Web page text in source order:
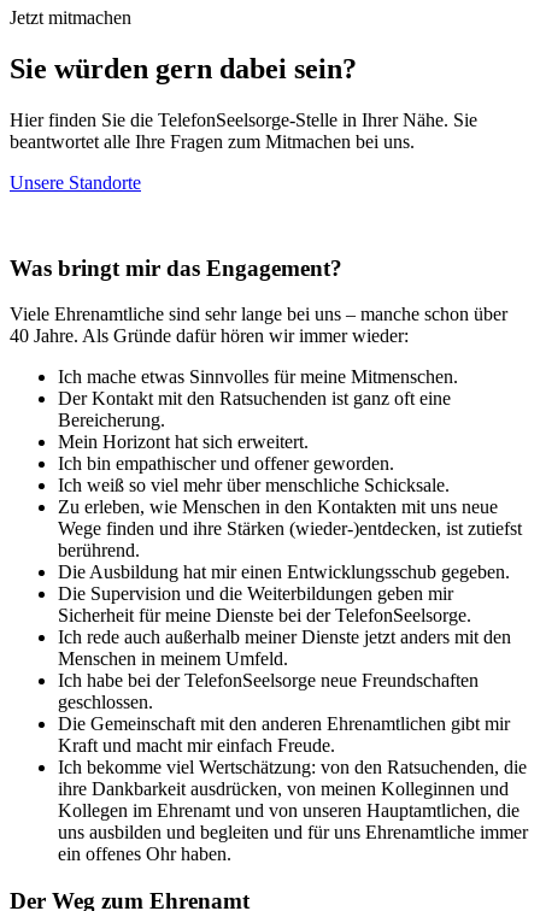
Jetzt mitmachen
Sie würden gern dabei sein?
Hier finden Sie die TelefonSeelsorge-Stelle in Ihrer Nähe. Sie
beantwortet alle Ihre Fragen zum Mitmachen bei uns.
Unsere Standorte
Was bringt mir das Engagement?
Viele Ehrenamtliche sind sehr lange bei uns – manche schon über
40 Jahre. Als Gründe dafür hören wir immer wieder:
Ich mache etwas Sinnvolles für meine Mitmenschen.
Der Kontakt mit den Ratsuchenden ist ganz oft eine
Bereicherung.
Mein Horizont hat sich erweitert.
Ich bin empathischer und offener geworden.
Ich weiß so viel mehr über menschliche Schicksale.
Zu erleben, wie Menschen in den Kontakten mit uns neue
Wege finden und ihre Stärken (wieder-)entdecken, ist zutiefst
berührend.
Die Ausbildung hat mir einen Entwicklungsschub gegeben.
Die Supervision und die Weiterbildungen geben mir
Sicherheit für meine Dienste bei der TelefonSeelsorge.
Ich rede auch außerhalb meiner Dienste jetzt anders mit den
Menschen in meinem Umfeld.
Ich habe bei der TelefonSeelsorge neue Freundschaften
geschlossen.
Die Gemeinschaft mit den anderen Ehrenamtlichen gibt mir
Kraft und macht mir einfach Freude.
Ich bekomme viel Wertschätzung: von den Ratsuchenden, die
ihre Dankbarkeit ausdrücken, von meinen Kolleginnen und
Kollegen im Ehrenamt und von unseren Hauptamtlichen, die
uns ausbilden und begleiten und für uns Ehrenamtliche immer
ein offenes Ohr haben.
Der Weg zum Ehrenamt